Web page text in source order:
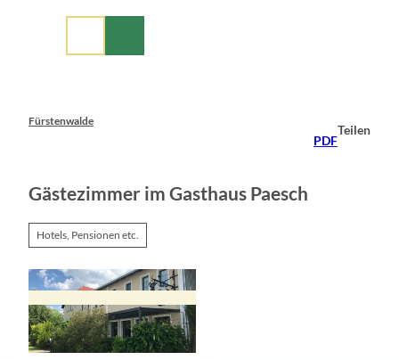
Fürstenwalde
PDF
Teilen
Gästezimmer im Gasthaus Paesch
Hotels, Pensionen etc.